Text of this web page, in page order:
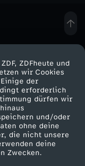
ZDFheute und
wir Cookies
der
erforderlich
dürfen wir
und/oder
ohne deine
die nicht unsere
deine
Zwecken.
zum ZDF